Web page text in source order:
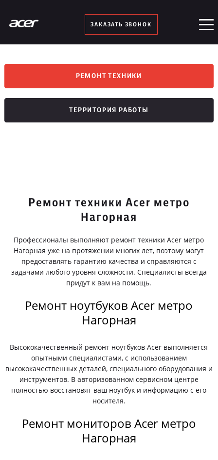
ЗАКАЗАТЬ ЗВОНОК
РЕМОНТ ТЕХНИКИ
ТЕРРИТОРИЯ РАБОТЫ
Ремонт техники Acer метро
Нагорная
Профессионалы выполняют ремонт техники Acer метро
Нагорная уже на протяжении многих лет, поэтому могут
предоставлять гарантию качества и справляются с
задачами любого уровня сложности. Специалисты всегда
придут к вам на помощь.
Ремонт ноутбуков Acer метро
Нагорная
Высококачественный ремонт ноутбуков Acer выполняется
опытными специалистами, с использованием
высококачественных деталей, специального оборудования и
инструментов. В авторизованном сервисном центре
полностью восстановят ваш ноутбук и информацию с его
носителя.
Ремонт мониторов Acer метро
Нагорная